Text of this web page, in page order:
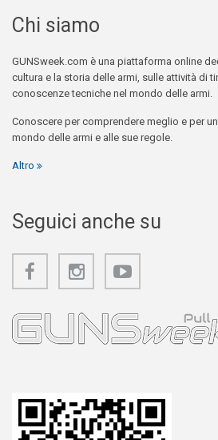
Chi siamo
GUNSweek.com è una piattaforma online
cultura e la storia delle armi, sulle attività di
conoscenze tecniche nel mondo delle armi.
Conoscere per comprendere meglio e per
mondo delle armi e alle sue regole.
Altro
Seguici anche su